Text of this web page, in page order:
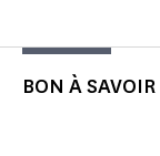
BON À SAVOIR